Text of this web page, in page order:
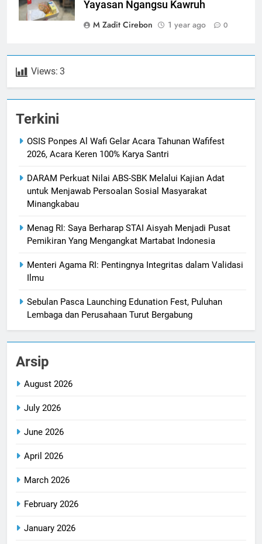
Yayasan Ngangsu Kawruh
M Zadit Cirebon
1 year ago 0
Views: 3
Terkini
OSIS Ponpes Al Wafi Gelar Acara Tahunan Wafifest
2026, Acara Keren 100% Karya Santri
DARAM Perkuat Nilai ABS-SBK Melalui Kajian Adat
untuk Menjawab Persoalan Sosial Masyarakat
Minangkabau
Menag RI: Saya Berharap STAI Aisyah Menjadi Pusat
Pemikiran Yang Mengangkat Martabat Indonesia
Menteri Agama RI: Pentingnya Integritas dalam Validasi
Ilmu
Sebulan Pasca Launching Edunation Fest, Puluhan
Lembaga dan Perusahaan Turut Bergabung
Arsip
August 2026
July 2026
June 2026
April 2026
March 2026
February 2026
January 2026